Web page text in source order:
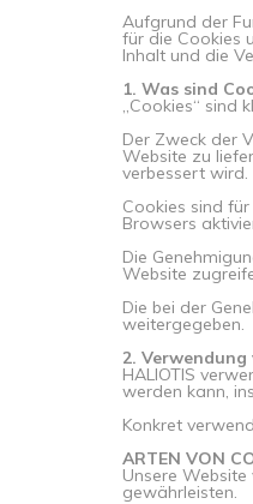
Aufgrund der
für die Cookies
Inhalt und die
1. Was sind
„Cookies“ sind
Der Zweck der
Website zu
verbessert wird.
Cookies sind
Browsers
Die
Website
Die bei der
weitergegeben.
2.
HALIOTIS
werden kann,
Konkret
ARTEN VON
Unsere
gewährleisten.